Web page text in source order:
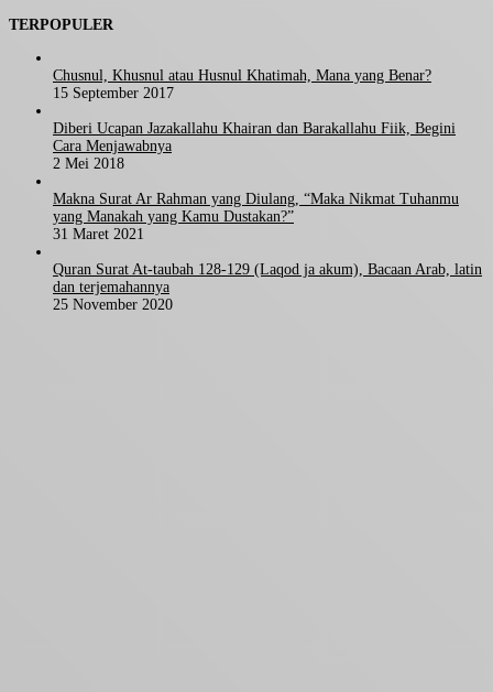
TERPOPULER
Chusnul, Khusnul atau Husnul Khatimah, Mana yang Benar?
15 September 2017
Diberi Ucapan Jazakallahu Khairan dan Barakallahu Fiik, Begini
Cara Menjawabnya
2 Mei 2018
Makna Surat Ar Rahman yang Diulang, “Maka Nikmat Tuhanmu
yang Manakah yang Kamu Dustakan?”
31 Maret 2021
Quran Surat At-taubah 128-129 (Laqod ja akum), Bacaan Arab, latin
dan terjemahannya
25 November 2020